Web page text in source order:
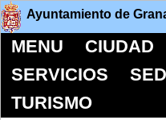
Ayuntamiento de
MENU CIUDAD
SERVICIOS
TURISMO